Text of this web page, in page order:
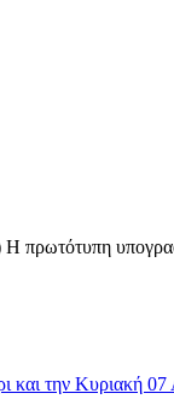
πρωτότυπη
Κυριακή 07